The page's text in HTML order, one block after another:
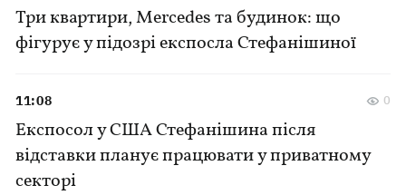
Три квартири, Mercedes та будинок: що
фігурує у підозрі експосла Стефанішиної
Експосол у США Стефанішина після
відставки планує працювати у приватному
секторі
11:08 0